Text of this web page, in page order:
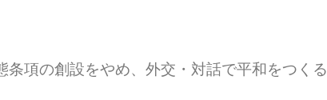
条項の創設をやめ、外交・対話で平和をつくる